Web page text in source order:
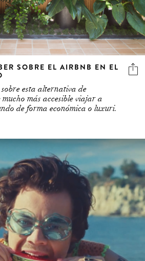
SOBRE EL AIRBNB EN EL
sobre esta alternativa de
más accesible viajar a
de forma económica o luxuri.